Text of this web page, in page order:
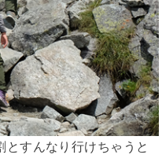
すんなり行けちゃうと